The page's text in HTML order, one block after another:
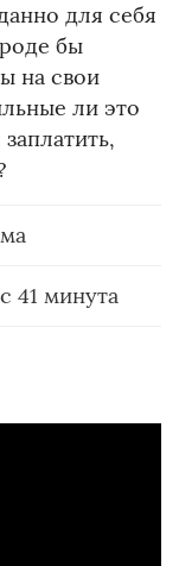
для себя
бы
на свои
ли это
41 минута